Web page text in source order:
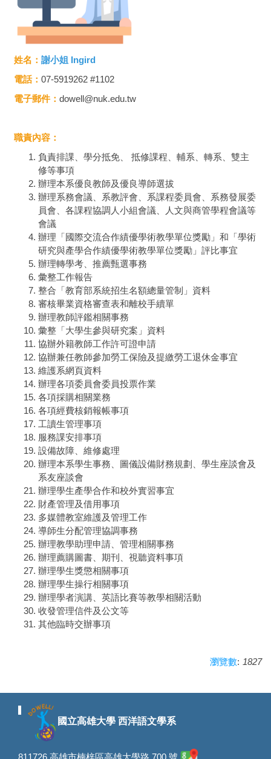
姓名： 謝小姐 Ingird
電話： 07-5919262 #1102
電子郵件： dowell@nuk.edu.tw
職責內容：
負責排課、學分抵免、 抵修課程、輔系、轉系、雙主
修等事項
辦理本系優良教師及優良導師選拔
辦理系務會議、系教評會、系課程委員會、系務發展委
員會、各課程協調人小組會議、人文與商管學程會議等
會議
辦理「國際交流合作績優學術教學單位獎勵」和「學術
研究與產學合作績優學術教學單位獎勵」評比事宜
辦理轉學考、推薦甄選事務
彙整工作報告
整合「教育部系統招生名額總量管制」資料
審核畢業資格審查表和離校手續單
辦理教師評鑑相關事務
彙整「大學生參與研究案」資料
協辦外籍教師工作許可證申請
協辦兼任教師參加勞工保險及提繳勞工退休金事宜
維護系網頁資料
辦理各項委員會委員投票作業
各項採購相關業務
各項經費核銷報帳事項
工讀生管理事項
服務課安排事項
設備故障、維修處理
辦理本系學生事務、圖儀設備財務規劃、學生座談會及
系友座談會
辦理學生產學合作和校外實習事宜
財產管理及借用事項
多媒體教室維護及管理工作
導師生分配管理協調事務
辦理教學助理申請、管理相關事務
辦理薦購圖書、期刊、視聽資料事項
辦理學生獎懲相關事項
辦理學生操行相關事項
辦理學者演講、英語比賽等教學相關活動
收發管理信件及公文等
其他臨時交辦事項
瀏覽數: 1827
國立高雄大學 西洋語文學系
811726 高雄市楠梓區高雄大學路 700 號